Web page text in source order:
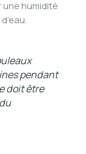
une humidité
pendant
doit être